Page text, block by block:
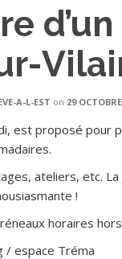
A-L-EST on 29
est proposé pour
ateliers, etc.
!
horaires
/ espace Tréma